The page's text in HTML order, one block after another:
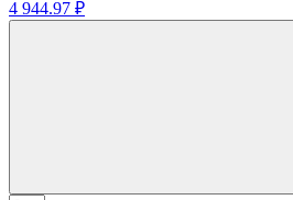
4 944.97 ₽